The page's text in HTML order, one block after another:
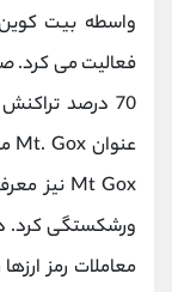
واسطه بیت
فعالیت می کرد.
70 درصد
معاملات رمز